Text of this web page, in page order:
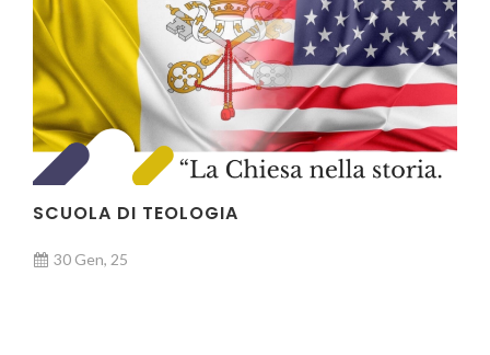
SCUOLA DI TEOLOGIA
30 Gen, 25